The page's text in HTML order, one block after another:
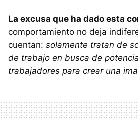
La excusa que ha dado esta
comportamiento no deja
cuentan: solamente tratan de
de trabajo en busca de
trabajadores para crear una